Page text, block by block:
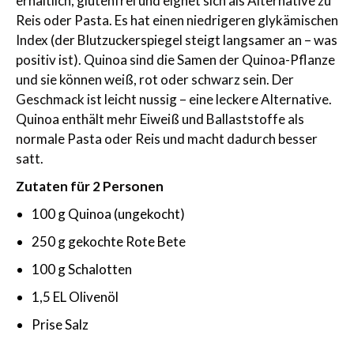
Reis oder Pasta. Es hat einen niedrigeren glykämischen
Index (der Blutzuckerspiegel steigt langsamer an – was
positiv ist). Quinoa sind die Samen der Quinoa-Pflanze
und sie können weiß, rot oder schwarz sein. Der
Geschmack ist leicht nussig – eine leckere Alternative.
Quinoa enthält mehr Eiweiß und Ballaststoffe als
normale Pasta oder Reis und macht dadurch besser
satt.
Zutaten für 2 Personen
100 g Quinoa (ungekocht)
250 g gekochte Rote Bete
100 g Schalotten
1,5 EL Olivenöl
Prise Salz